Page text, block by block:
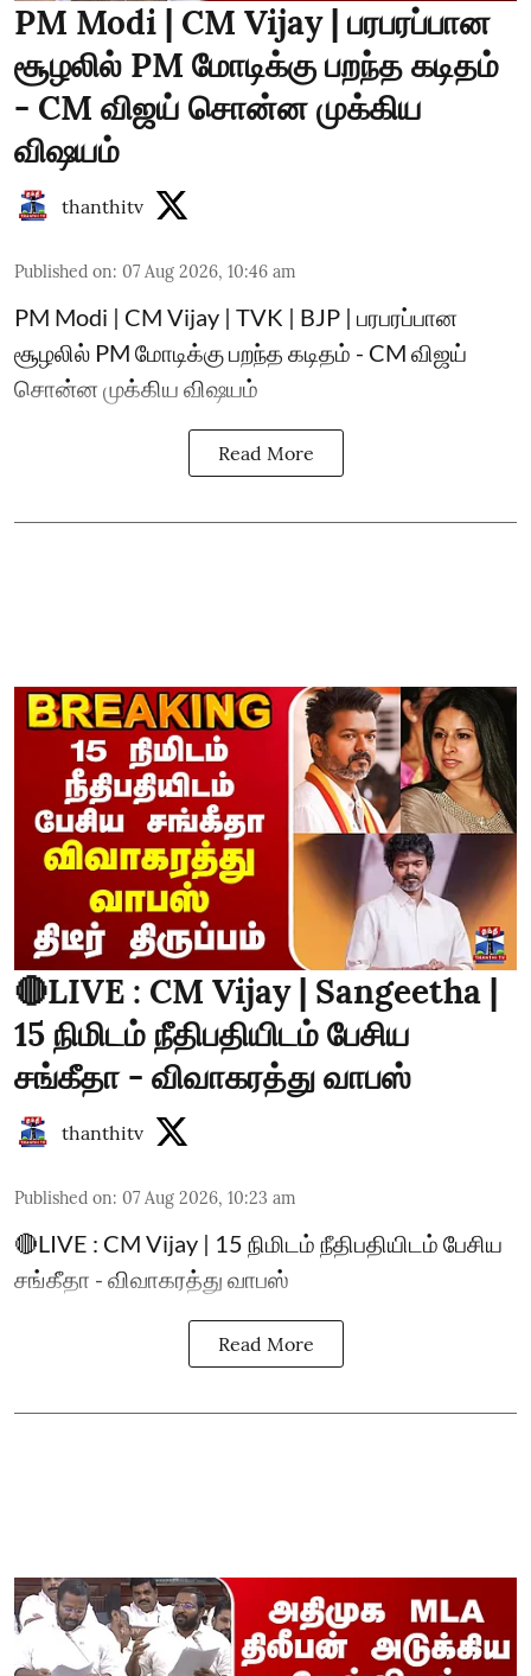
PM Modi | CM Vijay | பரபரப்பான
சூழலில் PM மோடிக்கு பறந்த கடிதம்
- CM விஜய் சொன்ன முக்கிய
விஷயம்
thanthitv
Published on: 07 Aug 2026, 10:46 am
PM Modi | CM Vijay | TVK | BJP | பரபரப்பான
சூழலில் PM மோடிக்கு பறந்த கடிதம் - CM விஜய்
சொன்ன முக்கிய விஷயம்
Read More
🔴LIVE : CM Vijay | Sangeetha |
15 நிமிடம் நீதிபதியிடம் பேசிய
சங்கீதா - விவாகரத்து வாபஸ்
thanthitv
Published on: 07 Aug 2026, 10:23 am
🔴LIVE : CM Vijay | 15 நிமிடம் நீதிபதியிடம் பேசிய
சங்கீதா - விவாகரத்து வாபஸ்
Read More